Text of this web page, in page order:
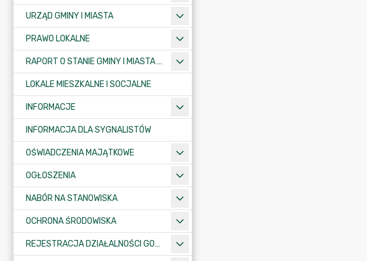
URZĄD GMINY I MIASTA
PRAWO LOKALNE
RAPORT O STANIE GMINY I MIASTA KRAJENKA
LOKALE MIESZKALNE I SOCJALNE
INFORMACJE
INFORMACJA DLA SYGNALISTÓW
OŚWIADCZENIA MAJĄTKOWE
OGŁOSZENIA
NABÓR NA STANOWISKA
OCHRONA ŚRODOWISKA
REJESTRACJA DZIAŁALNOŚCI GOSPODARCZEJ